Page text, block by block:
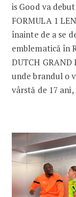
is Good va
FORMULA 1
înainte de a se
emblematică în
DUTCH
unde brandul o
vârstă de 17